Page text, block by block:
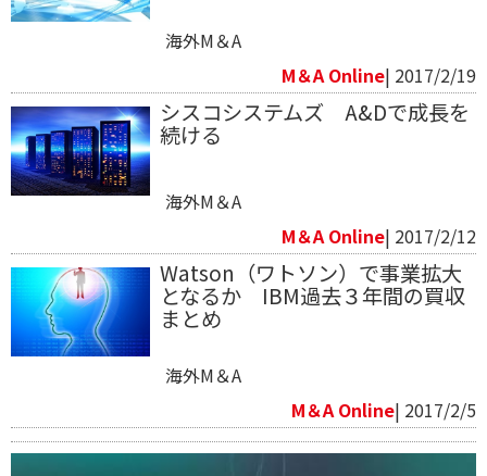
海外M＆A
M＆A Online| 2017/2/19
シスコシステムズ A&Dで成長を
続ける
海外M＆A
M＆A Online| 2017/2/12
Watson（ワトソン）で事業拡大
となるか IBM過去３年間の買収
まとめ
海外M＆A
M＆A Online| 2017/2/5